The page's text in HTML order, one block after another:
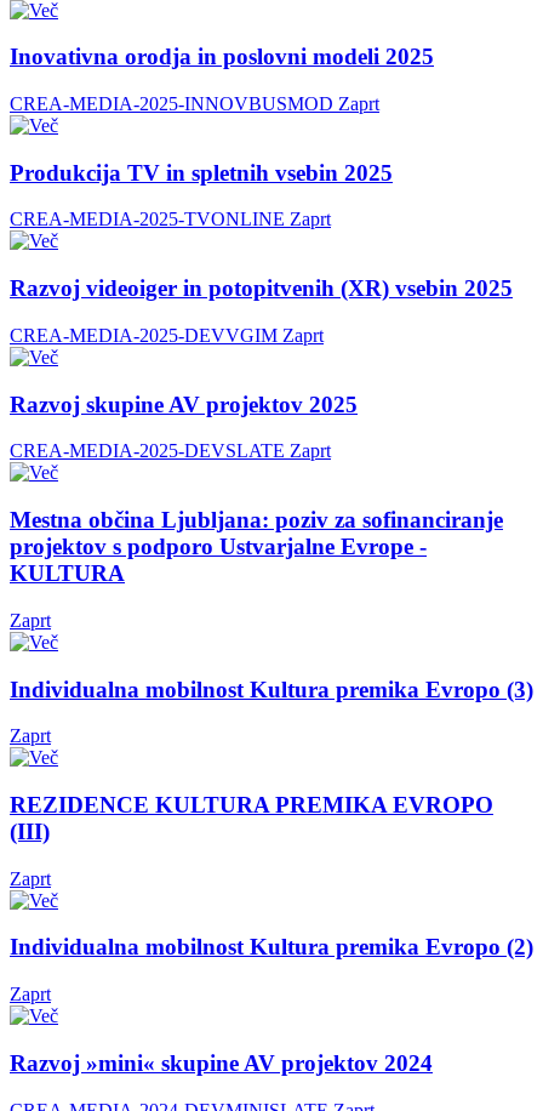
Inovativna orodja in poslovni modeli 2025
CREA-MEDIA-2025-INNOVBUSMOD Zaprt
Produkcija TV in spletnih vsebin 2025
CREA-MEDIA-2025-TVONLINE Zaprt
Razvoj videoiger in potopitvenih (XR) vsebin 2025
CREA-MEDIA-2025-DEVVGIM Zaprt
Razvoj skupine AV projektov 2025
CREA-MEDIA-2025-DEVSLATE Zaprt
Mestna občina Ljubljana: poziv za sofinanciranje
projektov s podporo Ustvarjalne Evrope -
KULTURA
Zaprt
Individualna mobilnost Kultura premika Evropo (3)
Zaprt
REZIDENCE KULTURA PREMIKA EVROPO
(III)
Zaprt
Individualna mobilnost Kultura premika Evropo (2)
Zaprt
Razvoj »mini« skupine AV projektov 2024